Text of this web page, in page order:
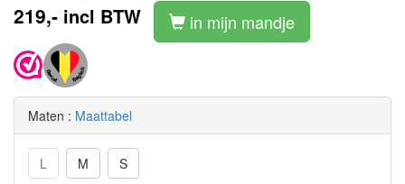
219,- incl BTW in mijn mandje
Maten : Maattabel
L M S